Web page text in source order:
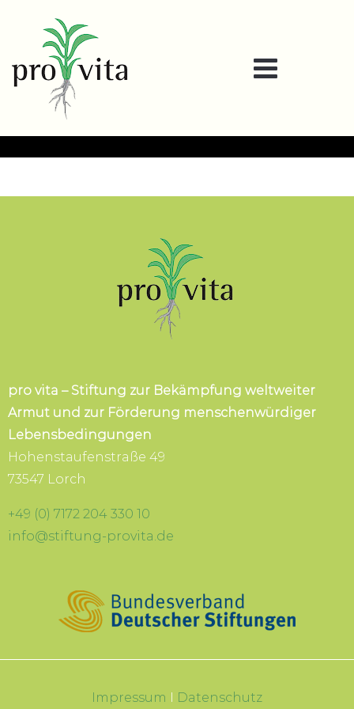
pro vita – Stiftung zur Bekämpfung weltweiter
Armut und zur Förderung menschenwürdiger
Lebensbedingungen
Hohenstaufenstraße 49
73547 Lorch
+49 (0) 7172 204 330 10
info@stiftung-provita.de
Impressum I Datenschutz